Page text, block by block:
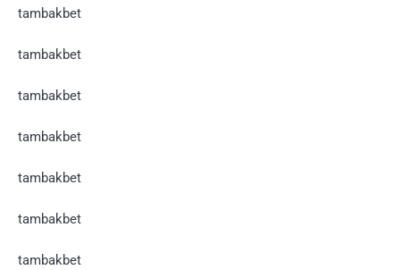
tambakbet
tambakbet
tambakbet
tambakbet
tambakbet
tambakbet
tambakbet